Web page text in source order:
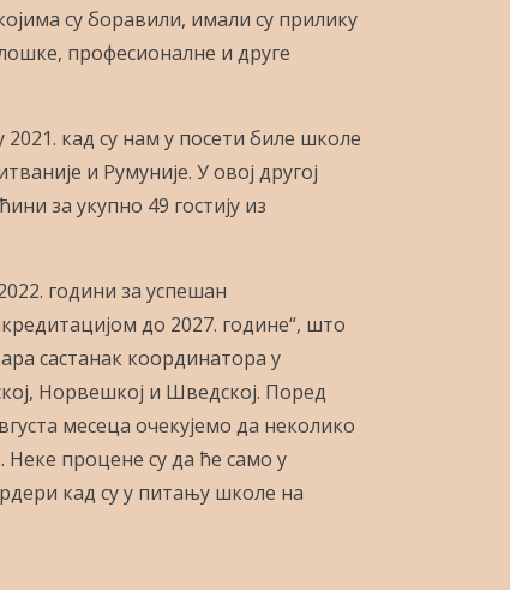
су боравили, имали су прилику
професионалне и друге
кад су нам у посети биле школе
и Румуније. У овој другој
за укупно 49 гостију из
години за успешан
до 2027. године“, што
састанак координатора у
Норвешкој и Шведској. Поред
месеца очекујемо да неколико
процене су да ће само у
кад су у питању школе на